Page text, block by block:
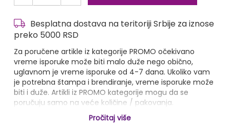
Besplatna dostava na teritoriji Srbije za iznose
preko 5000 RSD
Za poručene artikle iz kategorije PROMO očekivano
vreme isporuke može biti malo duže nego obično,
uglavnom je vreme isporuke od 4-7 dana. Ukoliko vam
je potrebna štampa i brendiranje, vreme isporuke može
biti i duže. Artikli iz PROMO kategorije mogu da se
poručuju samo na veće količine / pakovanja.
Pročitaj više